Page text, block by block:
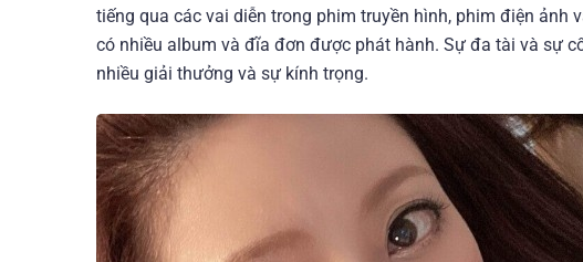
tiếng qua các vai diễn trong phim truyền hình, phim điện ảnh
có nhiều album và đĩa đơn được phát hành. Sự đa tài và sự
nhiều giải thưởng và sự kính trọng​​.